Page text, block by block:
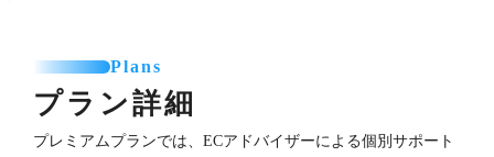
Plans
プラン詳細
プレミアムプランでは、ECアドバイザーによる個別サポート